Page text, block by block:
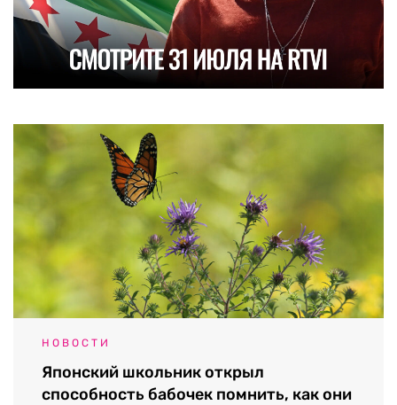
НОВОСТИ
Японский школьник открыл
способность бабочек помнить, как они